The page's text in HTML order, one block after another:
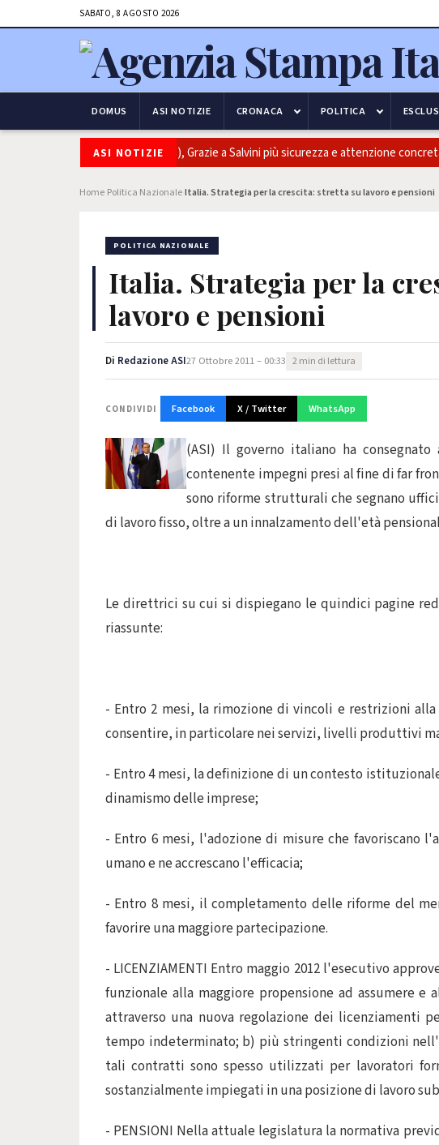
SABATO, 8 AGOSTO 2026
DOMUS ASI NOTIZIE CRONACA POLITICA
ASI NOTIZIE
della Strada: Di Rubba (Lega), Grazie a Salvini più sicurezza e attenzione concreta ai
Home Politica NazionaleItalia. Strategia per la crescita: stretta su lavoro e pensioni
POLITICA NAZIONALE
Italia. Strategia per la
lavoro e pensioni
Di Redazione ASI27 Ottobre 2011 – 00:33 2 min di lettura
CONDIVIDI Facebook X / Twitter WhatsApp
(ASI) Il governo italiano ha
contenente impegni presi al fine di far
sono riforme strutturali che segnano
di lavoro fisso, oltre a un innalzamento dell'età
Le direttrici su cui si dispiegano le quindici pagine
riassunte:
- Entro 2 mesi, la rimozione di vincoli e restrizioni
consentire, in particolare nei servizi, livelli produttivi
- Entro 4 mesi, la definizione di un contesto
dinamismo delle imprese;
- Entro 6 mesi, l'adozione di misure che favoriscano
umano e ne accrescano l'efficacia;
- Entro 8 mesi, il completamento delle riforme del
favorire una maggiore partecipazione.
- LICENZIAMENTI Entro maggio 2012 l'esecutivo
funzionale alla maggiore propensione ad assumere
attraverso una nuova regolazione dei licenziamenti
tempo indeterminato; b) più stringenti condizioni
tali contratti sono spesso utilizzati per lavoratori
sostanzialmente impiegati in una posizione di lavoro
- PENSIONI Nella attuale legislatura la normativa